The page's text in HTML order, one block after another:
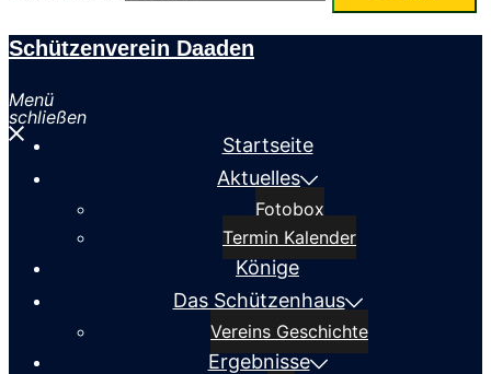
Schützenverein Daaden
Menü
schließen
Startseite
Aktuelles
Fotobox
Termin Kalender
Könige
Das Schützenhaus
Vereins Geschichte
Ergebnisse